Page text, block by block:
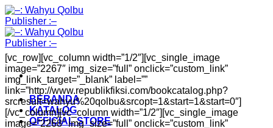
Skip
to
content
BERANDA
KATALOG
OFFICIAL STORE
[vc_row][vc_column width=”1/2″][vc_single_image
image=”2267″ img_size=”full” onclick=”custom_link”
img_link_target=”_blank” label=””
link=”http://www.republikfiksi.com/bookcatalog.php?
srcresult=wahyu%20qolbu&srcopt=1&start=1&start=0″]
[/vc_column][vc_column width=”1/2″][vc_single_image
image=”2268″ img_size=”full” onclick=”custom_link”